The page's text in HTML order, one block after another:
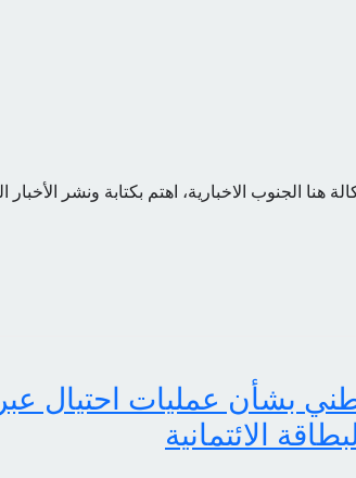
الجنوب الاخبارية، اهتم بكتابة ونشر الأخبار
بشأن عمليات احتيال
الائتمانية